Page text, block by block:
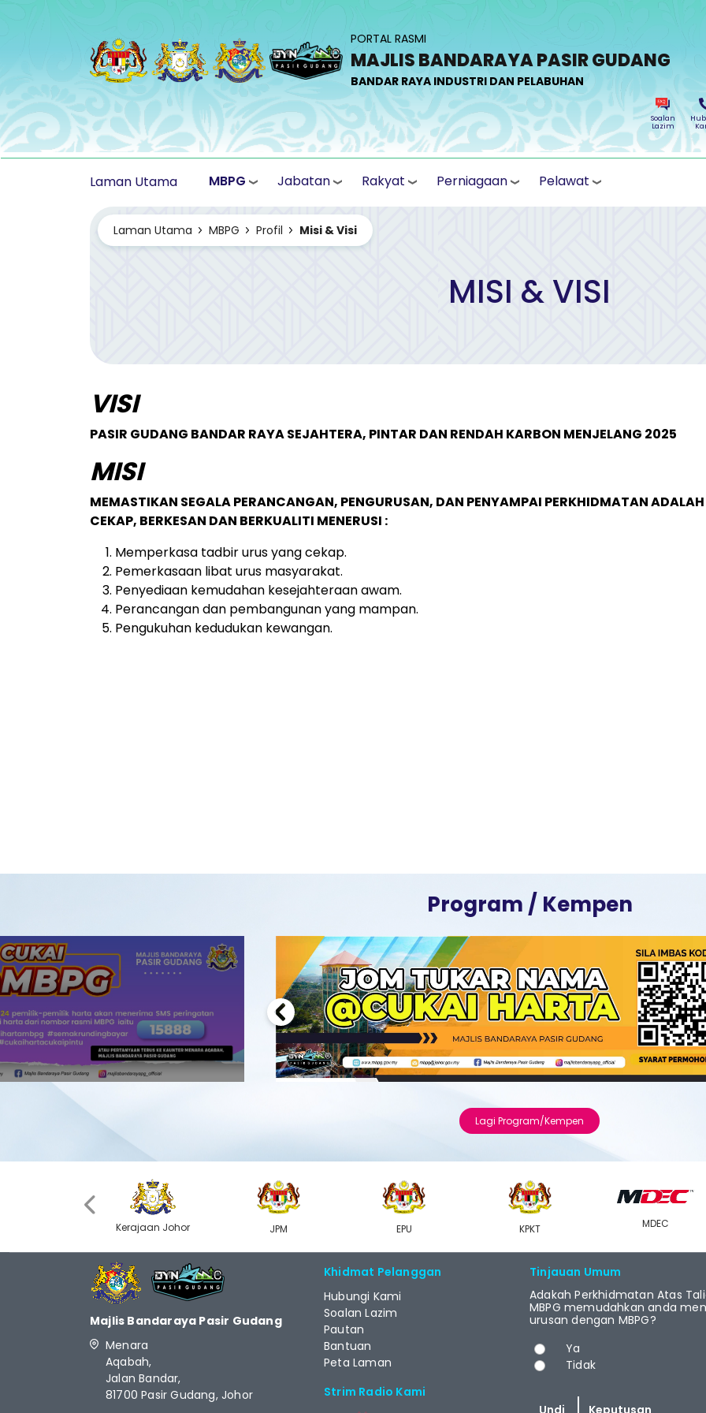
PORTAL RASMI
MAJLIS BANDARAYA PASIR GUDANG
BANDAR RAYA INDUSTRI DAN PELABUHAN
Soalan
Lazim
Laman Utama MBPG Jabatan Rakyat Perniagaan Pelawat
Laman Utama MBPG Profil Misi & Visi
MISI & VISI
VISI
PASIR GUDANG BANDAR RAYA SEJAHTERA, PINTAR DAN RENDAH KARBON MENJELANG 2025
MISI
MEMASTIKAN SEGALA PERANCANGAN, PENGURUSAN, DAN PENYAMPAI PERKHIDMATAN ADALAH
CEKAP, BERKESAN DAN BERKUALITI MENERUSI :
Memperkasa tadbir urus yang cekap.
Pemerkasaan libat urus masyarakat.
Penyediaan kemudahan kesejahteraan awam.
Perancangan dan pembangunan yang mampan.
Pengukuhan kedudukan kewangan.
Program / Kempen
Previous
Lagi Program/Kempen
Kerajaan Johor JPM EPU KPKT MDEC
Majlis Bandaraya Pasir Gudang
Menara
Aqabah,
Jalan Bandar,
81700 Pasir Gudang, Johor
Khidmat Pelanggan
Hubungi Kami
Soalan Lazim
Pautan
Bantuan
Peta Laman
Strim Radio Kami
Tinjauan Umum
Adakah Perkhidmatan Atas
MBPG memudahkan anda
urusan dengan MBPG?
Pilihan
Ya
Tidak